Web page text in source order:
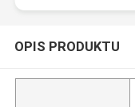
OPIS PRODUKTU